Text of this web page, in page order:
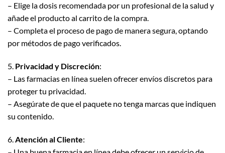
– Elige la dosis recomendada por un profesional de la salud y
añade el producto al carrito de la compra.
– Completa el proceso de pago de manera segura, optando
por métodos de pago verificados.
5. Privacidad y Discreción:
– Las farmacias en línea suelen ofrecer envíos discretos para
proteger tu privacidad.
– Asegúrate de que el paquete no tenga marcas que indiquen
su contenido.
6.Atención al Cliente: